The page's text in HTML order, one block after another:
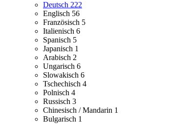
Deutsch 222
Englisch 56
Französisch 5
Italienisch 6
Spanisch 5
Japanisch 1
Arabisch 2
Ungarisch 6
Slowakisch 6
Tschechisch 4
Polnisch 4
Russisch 3
Chinesisch / Mandarin 1
Bulgarisch 1